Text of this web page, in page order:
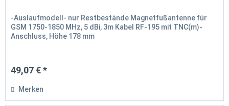
-Auslaufmodell- nur Restbestände Magnetfußantenne für
GSM 1750-1850 MHz, 5 dBi, 3m Kabel RF-195 mit TNC(m)-
Anschluss, Höhe 178 mm
49,07 € *
Merken